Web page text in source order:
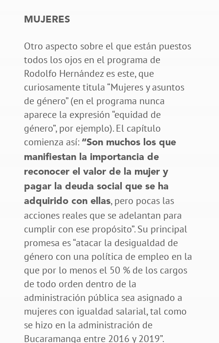
MUJERES
Otro aspecto sobre el que están puestos
todos los ojos en el programa de
Rodolfo Hernández es este, que
curiosamente titula “Mujeres y asuntos
de género” (en el programa nunca
aparece la expresión “equidad de
género”, por ejemplo). El capítulo
comienza así: “Son muchos los que
manifiestan la importancia de
reconocer el valor de la mujer y
pagar la deuda social que se ha
adquirido con ellas, pero pocas las
acciones reales que se adelantan para
cumplir con ese propósito”. Su principal
promesa es “atacar la desigualdad de
género con una política de empleo en la
que por lo menos el 50 % de los cargos
de todo orden dentro de la
administración pública sea asignado a
mujeres con igualdad salarial, tal como
se hizo en la administración de
Bucaramanga entre 2016 y 2019”.